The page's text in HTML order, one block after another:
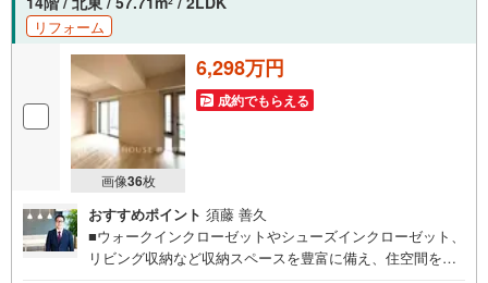
リフォーム
画像36枚
6,298万円
成約でもらえる
おすすめポイント 須藤 善久
■ウォークインクローゼットやシューズインクローゼット、
リビング収納など収納スペースを豊富に備え、住空間をす